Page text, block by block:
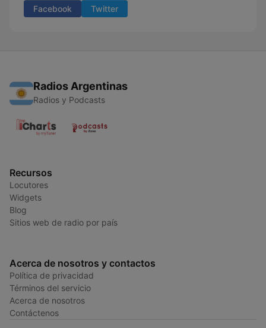
Facebook Twitter
Radios Argentinas
Radios y Podcasts
Recursos
Locutores
Widgets
Blog
Sitios web de radio por país
Acerca de nosotros y contactos
Política de privacidad
Términos del servicio
Acerca de nosotros
Contáctenos